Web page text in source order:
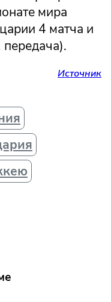
мира
4 матча и
Источник